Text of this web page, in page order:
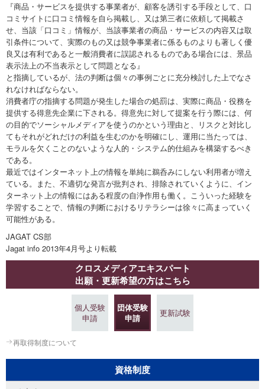
『商品・サービスを提供する事業者が、顧客を誘引する手段として、口
コミサイトに口コミ情報を自ら掲載し、又は第三者に依頼して掲載さ
せ、当該「口コミ」情報が、当該事業者の商品・サービスの内容又は取
引条件について、実際のもの又は競争事業者に係るものよりも著しく優
良又は有利であると一般消費者に誤認されるものである場合には、景品
表示法上の不当表示として問題となる』
と指摘しているが、法の判断は個々の事例ごとに充分検討した上でなさ
れなければならない。
消費者庁の指摘する問題が発生した場合の処罰は、実際に商品・役務を
提供する得意先企業に下される。得意先に対して提案を行う際には、何
の目的でソーシャルメディアを使うのかという理由と、リスクと対比し
てもそれがどれだけの利益を生むのかを明確にし、運用に当たっては、
モラルを欠くことのないような人的・システム的仕組みを構築するべき
である。
最近ではインターネット上の情報を単純に鵜呑みにしない利用者が増え
ている。また、不適切な発言が批判され、排除されていくように、イン
ターネット上の情報にはある程度の自浄作用も働く。こういった経験を
学習することで、情報の判断におけるリテラシーは徐々に高まっていく
可能性がある。
JAGAT CS部
Jagat info 2013年4月号より転載
クロスメディアエキスパート
出願・更新希望の方はこちら
個人受験
申請
団体受験
申請
更新試験
再取得制度について
資格制度